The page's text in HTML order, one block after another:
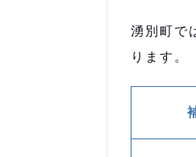
湧別町で
ります。